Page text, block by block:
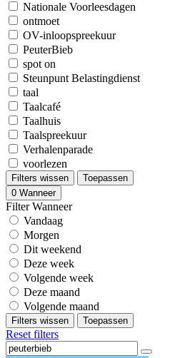
Nationale Voorleesdagen
ontmoet
OV-inloopspreekuur
PeuterBieb
spot on
Steunpunt Belastingdienst
taal
Taalcafé
Taalhuis
Taalspreekuur
Verhalenparade
voorlezen
Filters wissen
Toepassen
0 Wanneer
Filter Wanneer
Vandaag
Morgen
Dit weekend
Deze week
Volgende week
Deze maand
Volgende maand
Filters wissen Toepassen
Reset filters